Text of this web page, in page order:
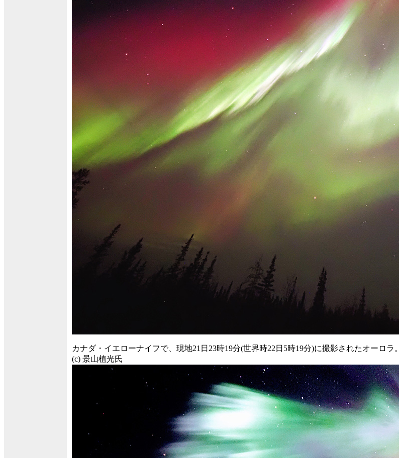
カナダ・イエローナイフで、現地21日23時19分(世界時22日5時19分)に撮影されたオーロラ。
(c) 景山植光氏